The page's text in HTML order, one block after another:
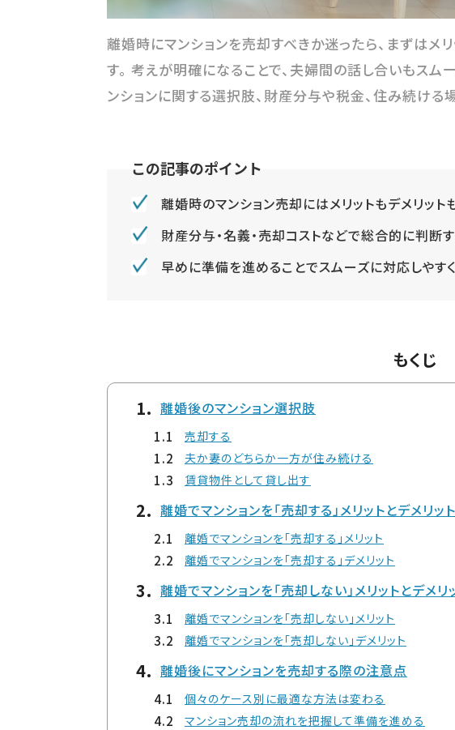
離婚時にマンションを売却すべきか迷ったら、まずはメ
す。 考えが明確になることで、夫婦間の話し合いもスム
ンションに関する選択肢、財産分与や税金、住み続ける
離婚時のマンション売却にはメリットもデメリット
財産分与・名義・売却コストなどで総合的に判断
早めに準備を進めることでスムーズに対応しやす
もくじ
離婚後のマンション選択肢
売却する
夫か妻のどちらか一方が住み続ける
賃貸物件として貸し出す
離婚でマンションを「売却する」メリットとデメリット
離婚でマンションを「売却する」メリット
離婚でマンションを「売却する」デメリット
離婚でマンションを「売却しない」メリットとデメリ
離婚でマンションを「売却しない」メリット
離婚でマンションを「売却しない」デメリット
離婚後にマンションを売却する際の注意点
個々のケース別に最適な方法は変わる
マンション売却の流れを把握して準備を進める